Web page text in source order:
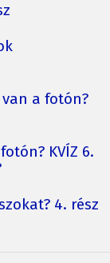
a fotón?
KVÍZ 6.
4. rész